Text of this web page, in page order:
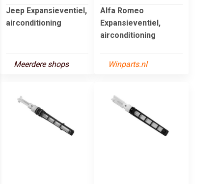
Jeep Expansieventiel,
airconditioning
Meerdere shops
Alfa Romeo
Expansieventiel,
airconditioning
Winparts.nl